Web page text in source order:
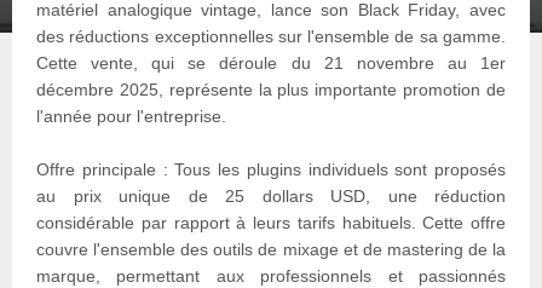
matériel analogique vintage, lance son Black Friday, avec
des réductions exceptionnelles sur l'ensemble de sa gamme.
Cette vente, qui se déroule du 21 novembre au 1er
décembre 2025, représente la plus importante promotion de
l'année pour l'entreprise.
Offre principale : Tous les plugins individuels sont proposés
au prix unique de 25 dollars USD, une réduction
considérable par rapport à leurs tarifs habituels. Cette offre
couvre l'ensemble des outils de mixage et de mastering de la
marque, permettant aux professionnels et passionnés